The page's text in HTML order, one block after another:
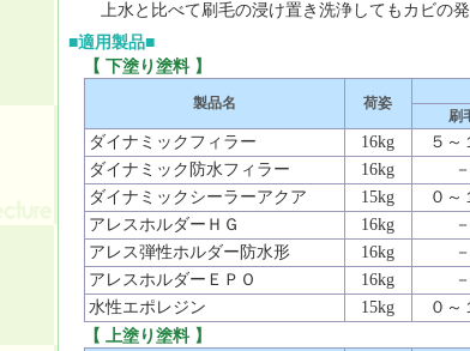
上水と比べて刷毛の浸け置き洗浄してもカビの発
■適用製品■
【 下塗り塗料 】
製品名 荷姿
刷
ダイナミックフィラー 16kg ５～
ダイナミック防水フィラー
16kg －
ダイナミックシーラーアクア
15kg ０～
アレスホルダーＨＧ
16kg －
アレス弾性ホルダー防水形
16kg －
アレスホルダーＥＰＯ
16kg －
水性エポレジン
15kg ０～
【 上塗り塗料 】